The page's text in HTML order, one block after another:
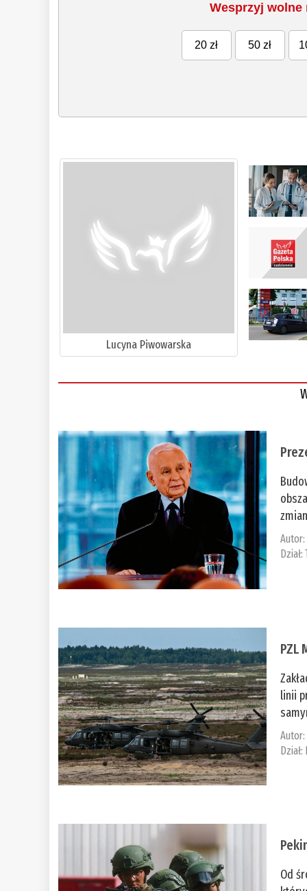
Wesprzyj wolne
20 zł 50 zł
Lucyna Piwowarska
Autor:
Dział:
PZL
linii
Autor:
Dział:
Od